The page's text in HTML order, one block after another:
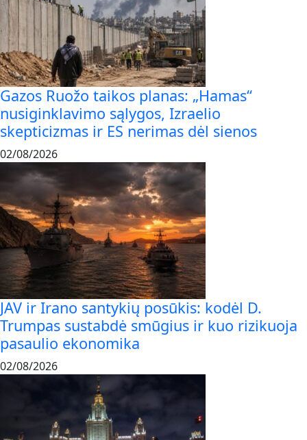
Gazos Ruožo taikos planas: „Hamas“
nusiginklavimo sąlygos, Izraelio
skepticizmas ir ES nerimas dėl sienos
02/08/2026
JAV ir Irano santykių posūkis: kodėl D.
Trumpas sustabdė smūgius ir kuo rizikuoja
pasaulio ekonomika
02/08/2026